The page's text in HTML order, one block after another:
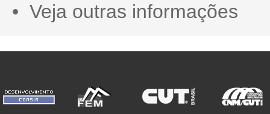
• Veja outras informações